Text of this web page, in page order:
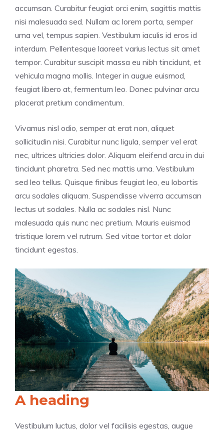
accumsan. Curabitur feugiat orci enim, sagittis mattis
nisi malesuada sed. Nullam ac lorem porta, semper
urna vel, tempus sapien. Vestibulum iaculis id eros id
interdum. Pellentesque laoreet varius lectus sit amet
tempor. Curabitur suscipit massa eu nibh tincidunt, et
vehicula magna mollis. Integer in augue euismod,
feugiat libero at, fermentum leo. Donec pulvinar arcu
placerat pretium condimentum.
Vivamus nisl odio, semper at erat non, aliquet
sollicitudin nisi. Curabitur nunc ligula, semper vel erat
nec, ultrices ultricies dolor. Aliquam eleifend arcu in dui
tincidunt pharetra. Sed nec mattis urna. Vestibulum
sed leo tellus. Quisque finibus feugiat leo, eu lobortis
arcu sodales aliquam. Suspendisse viverra accumsan
lectus ut sodales. Nulla ac sodales nisl. Nunc
malesuada quis nunc nec pretium. Mauris euismod
tristique lorem vel rutrum. Sed vitae tortor et dolor
tincidunt egestas.
A heading
Vestibulum luctus, dolor vel facilisis egestas, augue